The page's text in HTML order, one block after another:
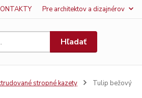
Pre architektov a dizajnérov
Hľadať
stropné kazety Tulip bežový